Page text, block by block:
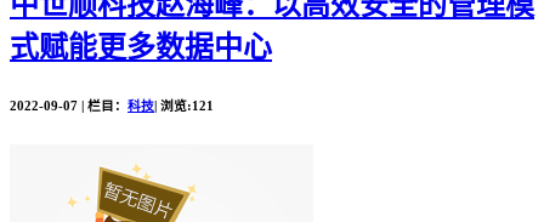
式赋能更多数据中心
2022-09-07 | 栏目： 科技| 浏览:121